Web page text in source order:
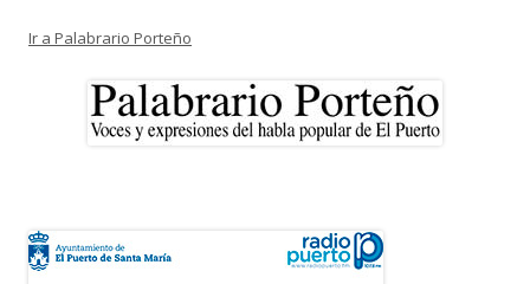
Ir a Palabrario Porteño